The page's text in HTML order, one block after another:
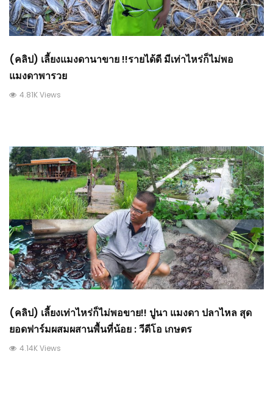
(คลิป) เลี้ยงแมงดานาขาย !!รายได้ดี มีเท่าไหร่ก็ไม่พอ
แมงดาพารวย
4.81K Views
(คลิป) เลี้ยงเท่าไหร่ก็ไม่พอขาย!! ปูนา แมงดา ปลาไหล สุด
ยอดฟาร์มผสมผสานพื้นที่น้อย : วีดีโอ เกษตร
4.14K Views